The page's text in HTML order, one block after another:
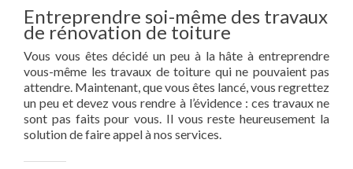
Entreprendre soi-même des travaux
de rénovation de toiture
Vous vous êtes décidé un peu à la hâte à entreprendre
vous-même les travaux de toiture qui ne pouvaient pas
attendre. Maintenant, que vous êtes lancé, vous regrettez
un peu et devez vous rendre à l’évidence : ces travaux ne
sont pas faits pour vous. Il vous reste heureusement la
solution de faire appel à nos services.